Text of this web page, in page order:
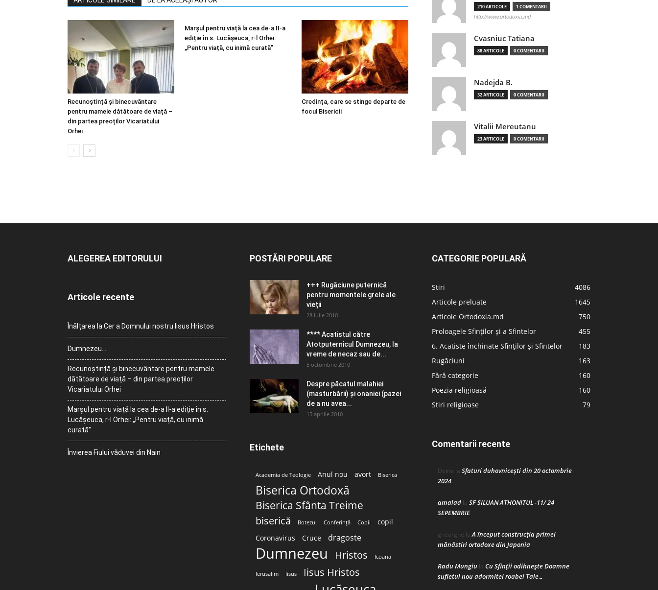
Recunoștință și binecuvântare
pentru mamele dătătoare de viață –
din partea preoților Vicariatului
Orhei
Marșul pentru viață la cea de-a II-a
ediție în s. Lucășeuca, r-l Orhei:
„Pentru viață, cu inimă curată”
Credința, care se stinge departe de
focul Bisericii
210 ARTICOLE 1 COMENTARII
http://www.ortodoxia.md
Cvasniuc Tatiana
88 ARTICOLE 0 COMENTARII
Nadejda B.
32 ARTICOLE 0 COMENTARII
Vitalii Mereutanu
23 ARTICOLE 0 COMENTARII
ALEGEREA EDITORULUI
Articole recente
Înălțarea la Cer a Domnului nostru Iisus Hristos
Dumnezeu…
Recunoștință și binecuvântare pentru mamele
dătătoare de viață – din partea preoților
Vicariatului Orhei
Marșul pentru viață la cea de-a II-a ediție în s.
Lucășeuca, r-l Orhei: „Pentru viață, cu inimă
curată”
Învierea Fiului văduvei din Nain
POSTĂRI POPULARE
+++ Rugăciune puternică
pentru momentele grele ale
vieţii
28 iulie 2010
**** Acatistul către
Atotputernicul Dumnezeu, la
vreme de necaz sau de...
5 octombrie 2010
Despre păcatul malahiei
(masturbării) şi onaniei (pazei
de a nu avea...
15 aprilie 2010
Etichete
Academia de Teologie Anul nou avort Biserica
Biserica Ortodoxă
Biserica Sfânta Treime
biserică Botezul Conferință Copii
copil
Coronavirus
Cruce dragoste
Dumnezeu Hristos Icoana
Ierusalim Iisus Iisus Hristos
CATEGORIE POPULARĂ
Stiri
4086
Articole preluate
1645
Articole Ortodoxia.md
750
Proloagele Sfinților și a Sfintelor
455
6. Acatiste închinate Sfinților și Sfintelor
183
Rugăciuni
163
Fără categorie
160
Poezia religioasă
160
Stiri religioase
79
Comentarii recente
Doina la Sfaturi duhovnicești din 20 octombrie
2024
amalad la SF SILUAN ATHONITUL -11/ 24
SEPEMBRIE
gheorghe laA început construcţia primei
mănăstiri ortodoxe din Japonia
Radu Mungiu la Cu Sfinții odihnește Doamne
sufletul nou adormitei roabei Tale…